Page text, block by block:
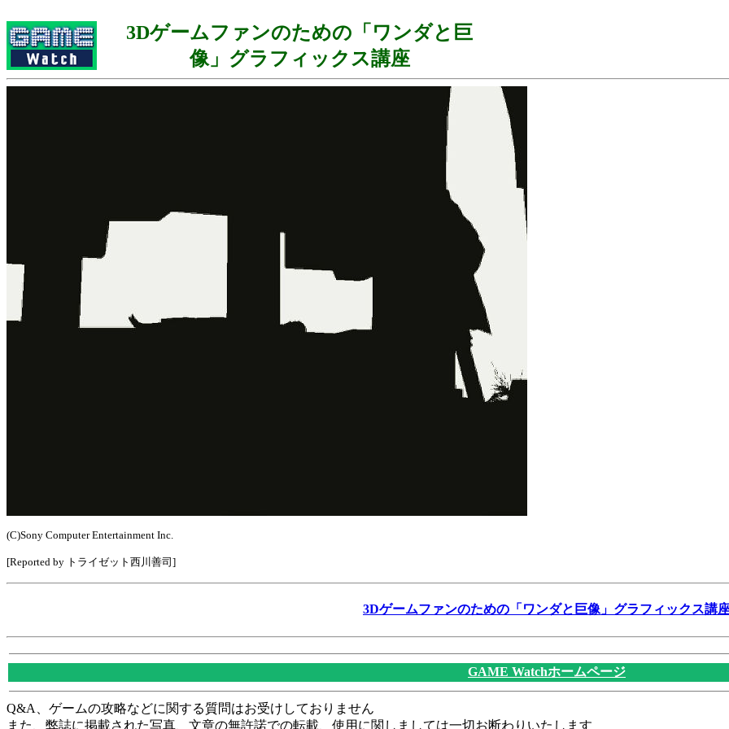
3Dゲームファンのための「ワンダと巨
像」グラフィックス講座
(C)Sony Computer Entertainment Inc.
[Reported by トライゼット西川善司]
3Dゲームファンのための「ワンダと巨像」グラフィックス講
GAME Watchホームページ
Q&A、ゲームの攻略などに関する質問はお受けしておりません
また、弊誌に掲載された写真、文章の無許諾での転載、使用に関しましては一切お断わりいたします